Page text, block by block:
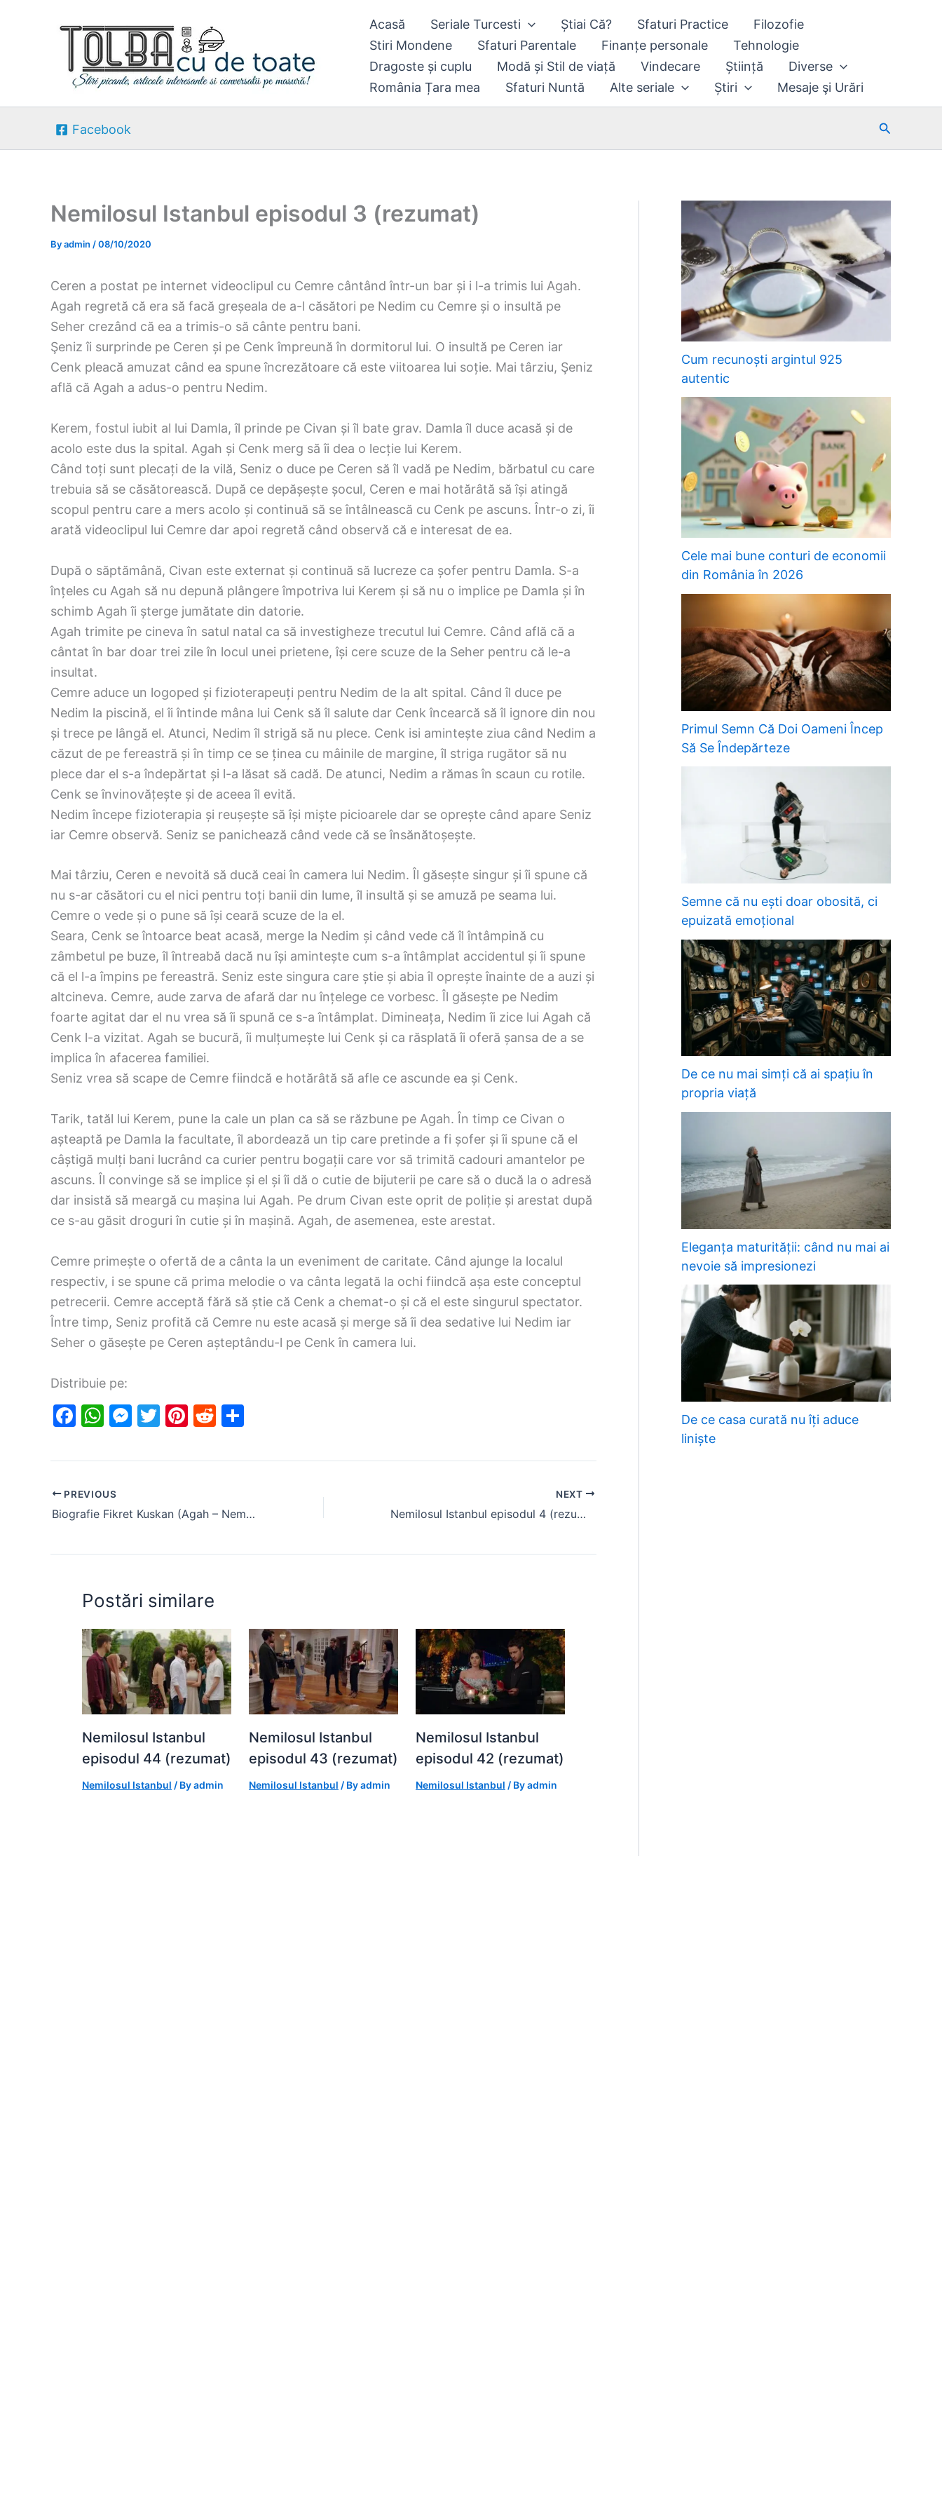
Acasă Seriale Turcesti Știai Că? Sfaturi Practice
Filozofie
Stiri Mondene
Sfaturi Parentale Finanțe personale
Tehnologie
Dragoste și cuplu
Modă și Stil de viață Vindecare Știință
Diverse
România Țara mea
Sfaturi Nuntă Alte seriale Știri Mesaje şi Urări
Facebook Search
Nemilosul Istanbul episodul 3 (rezumat)
Byadmin /08/10/2020
Ceren a postat pe internet videoclipul cu Cemre cântând într-un bar și i l-a trimis lui Agah.
Agah regretă că era să facă greșeala de a-l căsători pe Nedim cu Cemre și o insultă pe
Seher crezând că ea a trimis-o să cânte pentru bani.
Şeniz îi surprinde pe Ceren și pe Cenk împreună în dormitorul lui. O insultă pe Ceren iar
Cenk pleacă amuzat când ea spune încrezătoare că este viitoarea lui soție. Mai târziu, Şeniz
află că Agah a adus-o pentru Nedim.
Kerem, fostul iubit al lui Damla, îl prinde pe Civan și îl bate grav. Damla îl duce acasă și de
acolo este dus la spital. Agah și Cenk merg să îi dea o lecție lui Kerem.
Când toți sunt plecați de la vilă, Seniz o duce pe Ceren să îl vadă pe Nedim, bărbatul cu care
trebuia să se căsătorească. După ce depășește șocul, Ceren e mai hotărâtă să își atingă
scopul pentru care a mers acolo și continuă să se întâlnească cu Cenk pe ascuns. Într-o zi, îi
arată videoclipul lui Cemre dar apoi regretă când observă că e interesat de ea.
După o săptămână, Civan este externat și continuă să lucreze ca șofer pentru Damla. S-a
înțeles cu Agah să nu depună plângere împotriva lui Kerem și să nu o implice pe Damla și în
schimb Agah îi șterge jumătate din datorie.
Agah trimite pe cineva în satul natal ca să investigheze trecutul lui Cemre. Când află că a
cântat în bar doar trei zile în locul unei prietene, își cere scuze de la Seher pentru că le-a
insultat.
Cemre aduce un logoped și fizioterapeuți pentru Nedim de la alt spital. Când îl duce pe
Nedim la piscină, el îi întinde mâna lui Cenk să îl salute dar Cenk încearcă să îl ignore din nou
și trece pe lângă el. Atunci, Nedim îl strigă să nu plece. Cenk isi amintește ziua când Nedim a
căzut de pe fereastră și în timp ce se ținea cu mâinile de margine, îl striga rugător să nu
plece dar el s-a îndepărtat și l-a lăsat să cadă. De atunci, Nedim a rămas în scaun cu rotile.
Cenk se învinovățește și de aceea îl evită.
Nedim începe fizioterapia și reușește să își miște picioarele dar se oprește când apare Seniz
iar Cemre observă. Seniz se panichează când vede că se însănătoșește.
Mai târziu, Ceren e nevoită să ducă ceai în camera lui Nedim. Îl găsește singur și îi spune că
nu s-ar căsători cu el nici pentru toți banii din lume, îl insultă și se amuză pe seama lui.
Cemre o vede și o pune să își ceară scuze de la el.
Seara, Cenk se întoarce beat acasă, merge la Nedim și când vede că îl întâmpină cu
zâmbetul pe buze, îl întreabă dacă nu își amintește cum s-a întâmplat accidentul și îi spune
că el l-a împins pe fereastră. Seniz este singura care știe și abia îl oprește înainte de a auzi și
altcineva. Cemre, aude zarva de afară dar nu înțelege ce vorbesc. Îl găsește pe Nedim
foarte agitat dar el nu vrea să îi spună ce s-a întâmplat. Dimineața, Nedim îi zice lui Agah că
Cenk l-a vizitat. Agah se bucură, îi mulțumește lui Cenk și ca răsplată îi oferă șansa de a se
implica în afacerea familiei.
Seniz vrea să scape de Cemre fiindcă e hotărâtă să afle ce ascunde ea și Cenk.
Tarik, tatăl lui Kerem, pune la cale un plan ca să se răzbune pe Agah. În timp ce Civan o
așteaptă pe Damla la facultate, îl abordează un tip care pretinde a fi șofer și îi spune că el
câștigă mulți bani lucrând ca curier pentru bogații care vor să trimită cadouri amantelor pe
ascuns. Îl convinge să se implice și el și îi dă o cutie de bijuterii pe care să o ducă la o adresă
dar insistă să meargă cu mașina lui Agah. Pe drum Civan este oprit de poliție și arestat după
ce s-au găsit droguri în cutie și în mașină. Agah, de asemenea, este arestat.
Cemre primește o ofertă de a cânta la un eveniment de caritate. Când ajunge la localul
respectiv, i se spune că prima melodie o va cânta legată la ochi fiindcă așa este conceptul
petrecerii. Cemre acceptă fără să știe că Cenk a chemat-o și că el este singurul spectator.
Între timp, Seniz profită că Cemre nu este acasă și merge să îi dea sedative lui Nedim iar
Seher o găsește pe Ceren așteptându-l pe Cenk în camera lui.
Distribuie pe:
F
c
b
o
o
W
at
A
p
p
M
s
e
n
g
T
itt
Pi
er
st
R
d
t
ar
PREVIOUS
Biografie Fikret Kuskan (Agah – Nemilosul Istanbul)
NEXT
Nemilosul Istanbul episodul 4 (rezumat)
Postări similare
Nemilosul Istanbul
episodul 44 (rezumat)
Nemilosul Istanbul / Byadmin
Nemilosul Istanbul
episodul 43 (rezumat)
Nemilosul Istanbul / Byadmin
Nemilosul Istanbul
episodul 42 (rezumat)
Nemilosul Istanbul / Byadmin
Cum recunoști argintul 925
autentic
Cele mai bune conturi de economii
din România în 2026
Primul Semn Că Doi Oameni Încep
Să Se Îndepărteze
Semne că nu ești doar obosită, ci
epuizată emoțional
De ce nu mai simți că ai spațiu în
propria viață
Eleganța maturității: când nu mai ai
nevoie să impresionezi
De ce casa curată nu îți aduce
liniște